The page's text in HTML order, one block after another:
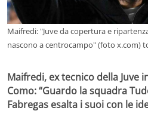
Maifredi: "Juve da copertura e
nascono a centrocampo" (foto x.com)
Maifredi, ex tecnico della Juve
Como: “Guardo la squadra
Fabregas esalta i suoi con le